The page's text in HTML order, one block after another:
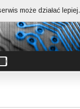
może działać lepiej.